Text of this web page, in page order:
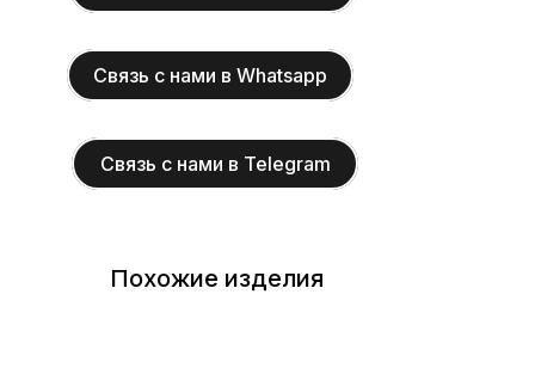
Связь с нами в Telegram
Связь с нами в Whatsapp
Похожие изделия